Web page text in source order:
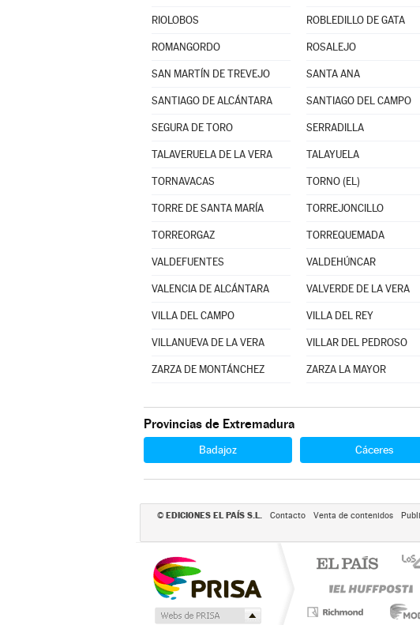
RIOLOBOS ROBLEDILLO DE GATA
ROMANGORDO ROSALEJO
SAN MARTÍN DE TREVEJO SANTA ANA
SANTIAGO DE ALCÁNTARA SANTIAGO DEL CAMPO
SEGURA DE TORO SERRADILLA
TALAVERUELA DE LA VERA TALAYUELA
TORNAVACAS TORNO (EL)
TORRE DE SANTA MARÍA TORREJONCILLO
TORREORGAZ TORREQUEMADA
VALDEFUENTES VALDEHÚNCAR
VALENCIA DE ALCÁNTARA VALVERDE DE LA VERA
VILLA DEL CAMPO VILLA DEL REY
VILLANUEVA DE LA VERA VILLAR DEL PEDROSO
ZARZA DE MONTÁNCHEZ ZARZA LA MAYOR
Provincias de Extremadura
Badajoz Cáceres
© EDICIONES EL PAÍS S.L. Contacto Venta de contenidos